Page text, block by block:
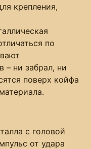
крепления,
по
– ни забрал, ни
поверх койфа
с головой
от удара